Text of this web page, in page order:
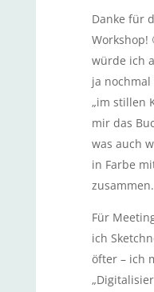
Danke für
Workshop!
würde ich
ja
„im stillen
mir das
was auch
in Farbe
zusammen.
Für
ich
öfter – ich